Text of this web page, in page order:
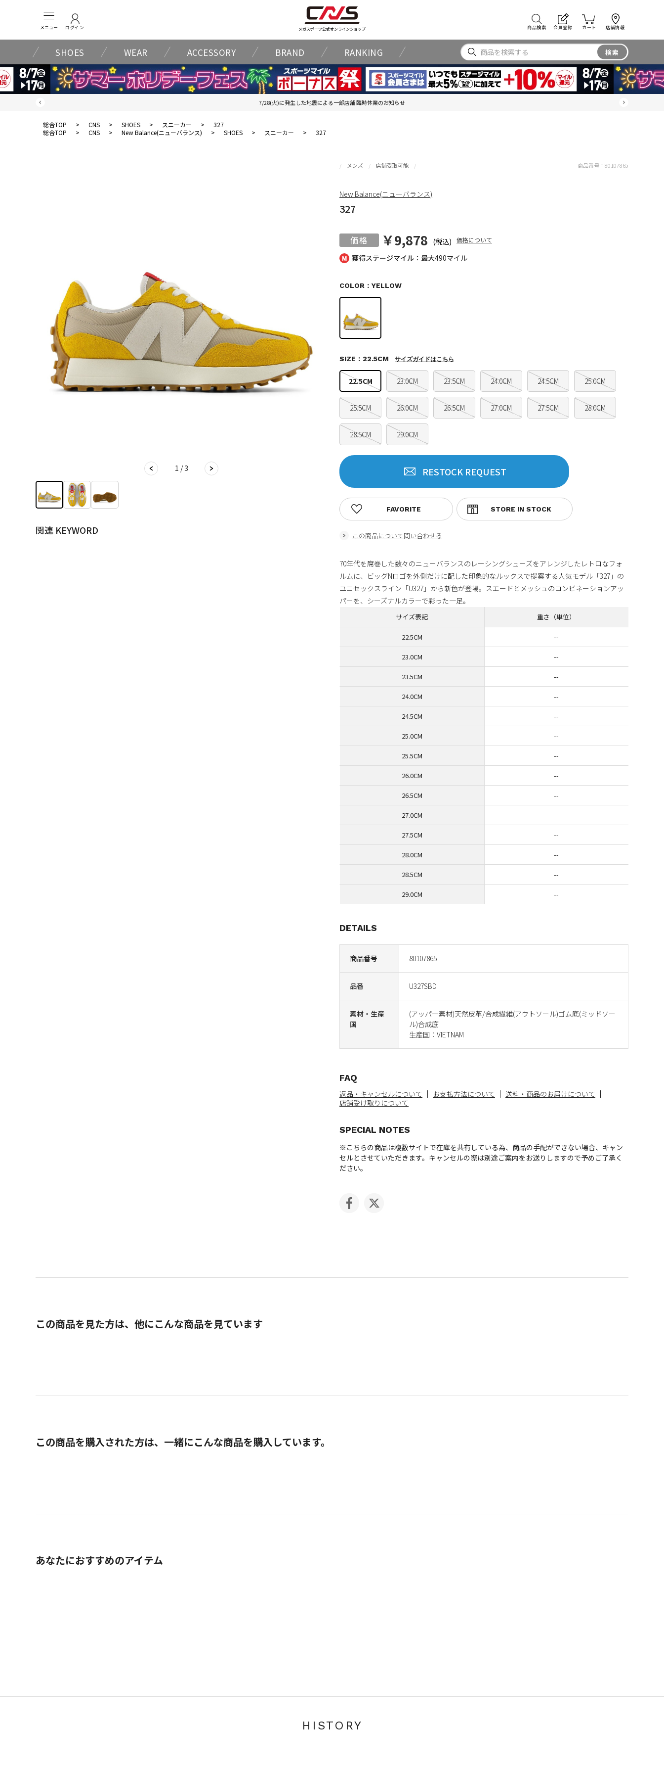
メニュー ログイン メガスポーツ公式オンラインショップ 商品検索 会員登録 カート 店舗情報
SHOES WEAR ACCESSORY BRAND RANKING 検索
7/28(火)に発生した地震による一部店舗 臨時休業のお知らせ
総合TOP > CNS > SHOES > スニーカー >
327
総合TOP
> CNS > New Balance(ニューバランス) > SHOES > スニーカー > 327
1 / 3
関連 KEYWORD
獲得ステージマイル：最大490マイル
メンズ 店舗受取可能
327
￥9,878 (税込) 価格について
商品番号 80107865
品番 U327SBD
素材・生産
国
(アッパー素材)天然皮革/合成繊維(アウトソール)ゴム底(ミッドソー
ル)合成底
生産国：VIETNAM
COLOR：YELLOW
22.5CM 23.0CM 23.5CM 24.0CM 24.5CM 25.0CM
25.5CM 26.0CM 26.5CM 27.0CM 27.5CM 28.0CM
28.5CM 29.0CM
SIZE：22.5CM サイズガイドはこちら
RESTOCK REQUEST
この商品について問い合わせる
FAVORITE
商品番号： 80107865
New Balance(ニューバランス)
70年代を席巻した数々のニューバランスのレーシングシューズをアレンジしたレトロなフォ
ルムに、ビッグNロゴを外側だけに配した印象的なルックスで提案する人気モデル「327」の
ユニセックスライン「U327」から新色が登場。スエードとメッシュのコンビネーションアッ
パーを、シーズナルカラーで彩った一足。
DETAILS
FAQ
返品・キャンセルについて お支払方法について
送料・商品のお届けについて
店舗受け取りについて
SPECIAL NOTES
※こちらの商品は複数サイトで在庫を共有している為、商品の手配ができない場合、キャン
セルとさせていただきます。キャンセルの際は別途ご案内をお送りしますので予めご了承く
ださい。
サイズ表記 重さ（単位）
22.5CM --
23.0CM --
23.5CM --
24.0CM --
24.5CM --
25.0CM --
25.5CM --
26.0CM --
26.5CM --
27.0CM --
27.5CM --
28.0CM --
28.5CM --
29.0CM --
この商品を見た方は、他にこんな商品を見ています
この商品を購入された方は、一緒にこんな商品を購入しています。
あなたにおすすめのアイテム
HISTORY